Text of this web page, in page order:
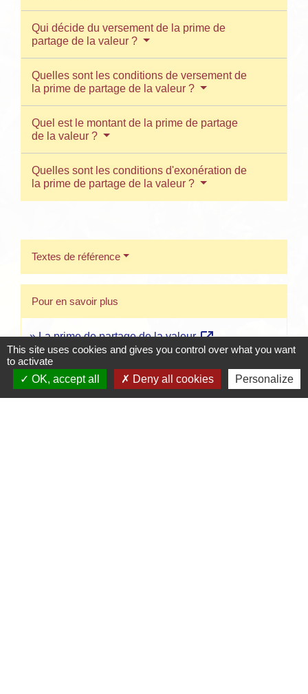
Qui décide du versement de la prime de
partage de la valeur ?
Quelles sont les conditions de versement de
la prime de partage de la valeur ?
Quel est le montant de la prime de partage
de la valeur ?
Quelles sont les conditions d'exonération de
la prime de partage de la valeur ?
Textes de référence
Pour en savoir plus
La prime de partage de la valeuropen_in_new
Ministère chargé de l'économie
Signaler une erreur sur cette page
This site uses cookies and gives you control over what you want
to activate
OK, accept all
Deny all cookies Personalize